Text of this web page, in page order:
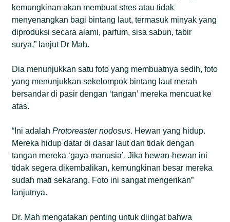
kemungkinan akan membuat stres atau tidak
menyenangkan bagi bintang laut, termasuk minyak yang
diproduksi secara alami, parfum, sisa sabun, tabir
surya,” lanjut Dr Mah.
Dia menunjukkan satu foto yang membuatnya sedih, foto
yang menunjukkan sekelompok bintang laut merah
bersandar di pasir dengan ‘tangan’ mereka mencuat ke
atas.
“Ini adalahProtoreaster nodosus. Hewan yang hidup.
Mereka hidup datar di dasar laut dan tidak dengan
tangan mereka ‘gaya manusia’. Jika hewan-hewan ini
tidak segera dikembalikan, kemungkinan besar mereka
sudah mati sekarang. Foto ini sangat mengerikan”
lanjutnya.
Dr. Mah mengatakan penting untuk diingat bahwa